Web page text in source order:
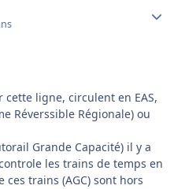
ligne, circulent en EAS,
Réverssible Régionale) ou
Grande Capacité) il y a
les trains de temps en
trains (AGC) sont hors